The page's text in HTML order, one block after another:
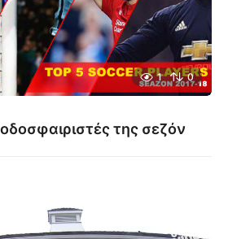
1 0
της σεζόν